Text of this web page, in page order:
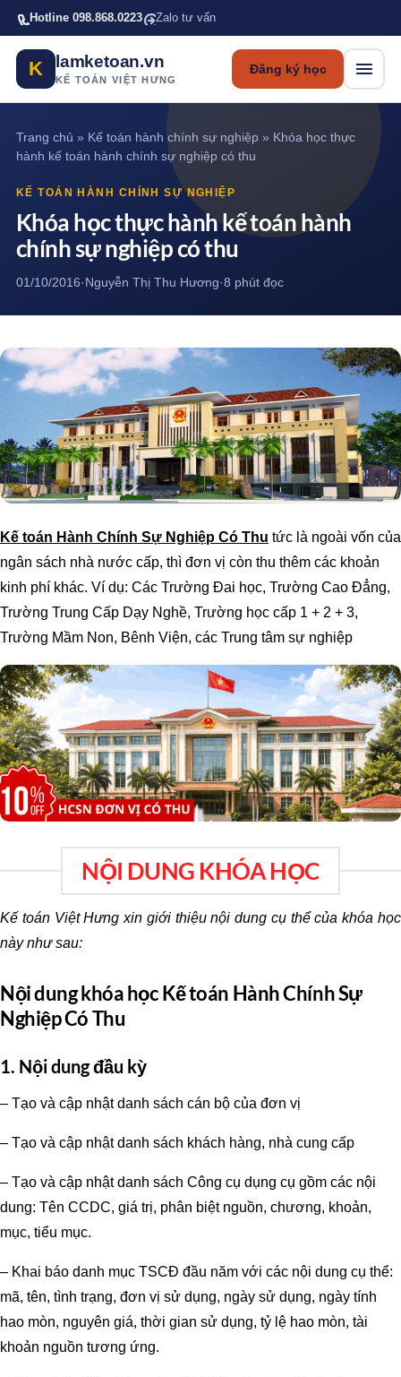
Bỏ qua tới nội dung chính
Hotline 098.868.0223 Zalo tư vấn
K lamketoan.vn
KẾ TOÁN VIỆT HƯNG
Đăng ký học
Trang chủ » Kế toán hành chính sự nghiệp» Khóa học thực
hành kế toán hành chính sự nghiệp có thu
KẾ TOÁN HÀNH CHÍNH SỰ NGHIỆP
Khóa học thực hành kế toán hành
chính sự nghiệp có thu
01/10/2016·Nguyễn Thị Thu Hương·8 phút đọc
Kế toán Hành Chính Sự Nghiệp Có Thu tức là ngoài vốn của
ngân sách nhà nước cấp, thì đơn vị còn thu thêm các khoản
kinh phí khác. Ví dụ: Các Trường Đai học, Trường Cao Đẳng,
Trường Trung Cấp Dạy Nghề, Trường học cấp 1 + 2 + 3,
Trường Mầm Non, Bênh Viện, các Trung tâm sự nghiệp
NỘI DUNG KHÓA HỌC
Kế toán Việt Hưng xin giới thiệu nội dung cụ thể của khóa học
này như sau:
Nội dung khóa học Kế toán Hành Chính Sự
Nghiệp Có Thu
1. Nội dung đầu kỳ
– Tạo và cập nhật danh sách cán bộ của đơn vị
– Tạo và cập nhật danh sách khách hàng, nhà cung cấp
– Tạo và cập nhật danh sách Công cụ dụng cụ gồm các nội
dung: Tên CCDC, giá trị, phân biệt nguồn, chương, khoản,
mục, tiểu mục.
– Khai báo danh mục TSCĐ đầu năm với các nội dung cụ thể:
mã, tên, tình trạng, đơn vị sử dụng, ngày sử dụng, ngày tính
hao mòn, nguyên giá, thời gian sử dụng, tỷ lệ hao mòn, tài
khoản nguồn tương ứng.